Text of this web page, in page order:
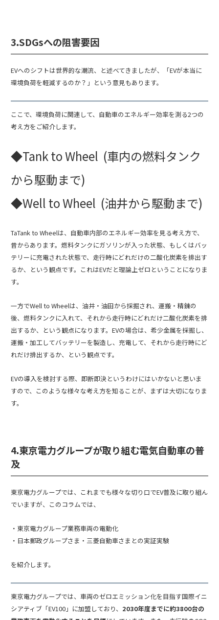
3.SDGsへの阻害要因
EVへのシフトは世界的な潮流、と述べてきましたが、「EVが本当に
環境負荷を軽減するのか？」という意見もあります。
ここで、環境負荷に関連して、自動車のエネルギー効率を測る2つの
考え方をご紹介します。
◆Tank to Wheel (車内の燃料タンク
から駆動まで)
◆Well to Wheel (油井から駆動まで)
TaTank to Wheelは、自動車内部のエネルギー効率を見る考え方で、
昔からあります。燃料タンクにガソリンが入った状態、もしくはバッ
テリーに充電された状態で、走行時にどれだけの二酸化炭素を排出す
るか、という観点です。これはEVだと理論上ゼロということになりま
す。
一方でWell to Wheelは、油井・油田から採掘され、運搬・精錬の
後、燃料タンクに入れて、それから走行時にどれだけ二酸化炭素を排
出するか、という観点になります。EVの場合は、希少金属を採掘し、
運搬・加工してバッテリーを製造し、充電して、それから走行時にど
れだけ排出するか、という観点です。
EVの導入を検討する際、即断即決というわけにはいかないと思いま
すので、このような様々な考え方を知ることが、まずは大切になりま
す。
4.東京電力グループが取り組む電気自動車の普
及
東京電力グループでは、これまでも様々な切り口でEV普及に取り組ん
でいますが、このコラムでは、
・東京電力グループ業務車両の電動化
・日本郵政グループさま・三菱自動車さまとの実証実験
を紹介します。
東京電力グループでは、車両のゼロエミッション化を目指す国際イニ
シアティブ「EV100」に加盟しており、 2030年度までに約3800台の